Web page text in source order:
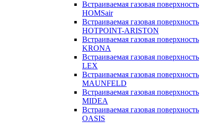
Встраиваемая газовая поверхность
HOMSair
Встраиваемая газовая поверхность
HOTPOINT-ARISTON
Встраиваемая газовая поверхность
KRONA
Встраиваемая газовая поверхность
LEX
Встраиваемая газовая поверхность
MAUNFELD
Встраиваемая газовая поверхность
MIDEA
Встраиваемая газовая поверхность
OASIS